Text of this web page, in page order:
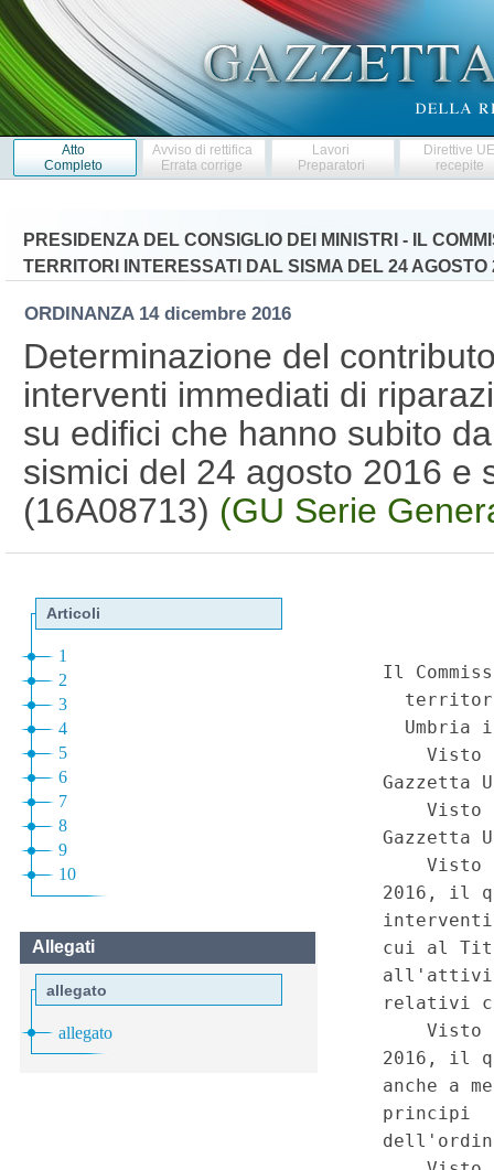
Atto
Completo
Avviso di rettifica
Errata corrige
Lavori
Preparatori
Direttive
recepite
PRESIDENZA DEL CONSIGLIO DEI MINISTRI - IL
TERRITORI INTERESSATI DAL SISMA DEL 24 AGOSTO
ORDINANZA 14 dicembre 2016
Determinazione del
interventi immediati di
su edifici che hanno subito
sismici del 24 agosto 2016 e
(16A08713) (GU Serie